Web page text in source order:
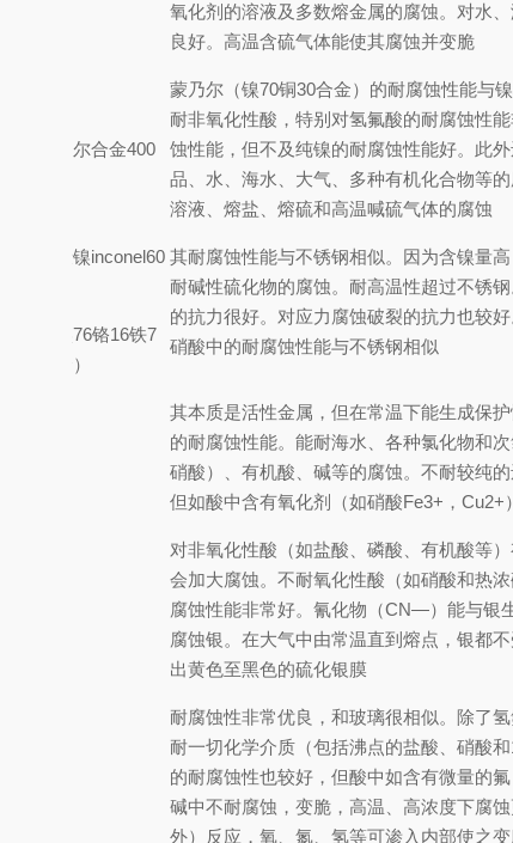
氧化剂的溶液及多数熔金属的腐蚀。对水
良好。高温含硫气体能使其腐蚀并变脆
蒙乃尔合金400
蒙乃尔（镍70铜30合金）的耐腐蚀性能与
耐非氧化性酸，特别对氢氟酸的耐腐蚀性
蚀性能，但不及纯镍的耐腐蚀性能好。此
品、水、海水、大气、多种有机化合物等
溶液、熔盐、熔硫和高温喊硫气体的腐蚀
因康镍inconel60
（镍76铬16铁7
合金）
其耐腐蚀性能与不锈钢相似。因为含镍量
耐碱性硫化物的腐蚀。耐高温性超过不锈
的抗力很好。对应力腐蚀破裂的抗力也较
硝酸中的耐腐蚀性能与不锈钢相似
其本质是活性金属，但在常温下能生成保
的耐腐蚀性能。能耐海水、各种氯化物和
硝酸）、有机酸、碱等的腐蚀。不耐较纯
但如酸中含有氧化剂（如硝酸Fe3+，Cu2+
对非氧化性酸（如盐酸、磷酸、有机酸等
会加大腐蚀。不耐氧化性酸（如硝酸和热
腐蚀性能非常好。氰化物（CN—）能与银
腐蚀银。在大气中由常温直到熔点，银都
出黄色至黑色的硫化银膜
耐腐蚀性非常优良，和玻璃很相似。除了
耐一切化学介质（包括沸点的盐酸、硝酸
的耐腐蚀性也较好，但酸中如含有微量的
碱中不耐腐蚀，变脆，高温、高浓度下腐
外）反应，氧、氮、氢等可渗入内部使之